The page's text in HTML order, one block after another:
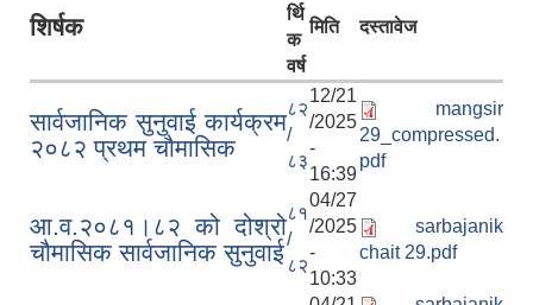
शिर्षक
र्थि
क
वर्ष
मिति दस्तावेज
सार्वजानिक सुनुवाई कार्यक्रम
२०८२ प्रथम चौमासिक
८२
/
८३
12/21
/2025
-
16:39
mangsir
29_compressed.
pdf
आ.व.२०८१।८२ को दोश्रो
चौमासिक सार्वजानिक सुनुवाई
८१
/
८२
04/27
/2025
-
10:33
sarbajanik
chait 29.pdf